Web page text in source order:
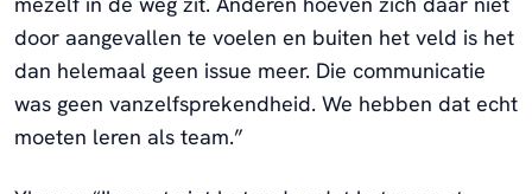
door aangevallen te voelen en buiten het veld is het
dan helemaal geen issue meer. Die communicatie
was geen vanzelfsprekendheid. We hebben dat echt
moeten leren als team.”